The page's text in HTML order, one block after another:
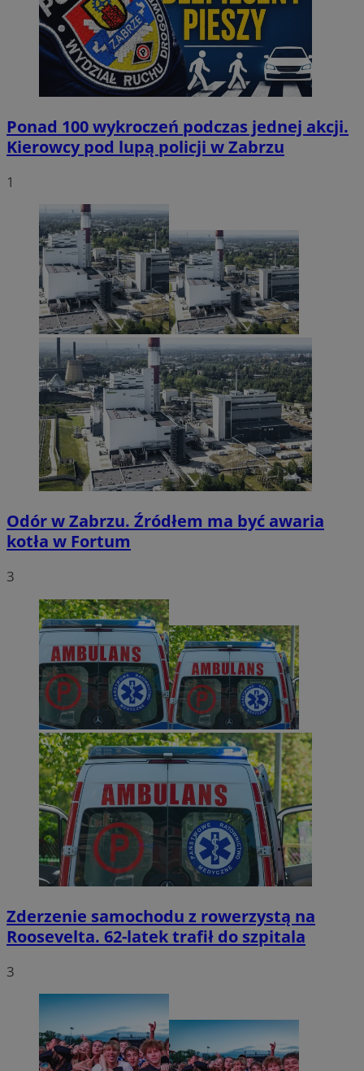
Ponad 100 wykroczeń podczas jednej akcji.
Kierowcy pod lupą policji w Zabrzu
1
Odór w Zabrzu. Źródłem ma być awaria
kotła w Fortum
3
Zderzenie samochodu z rowerzystą na
Roosevelta. 62-latek trafił do szpitala
3